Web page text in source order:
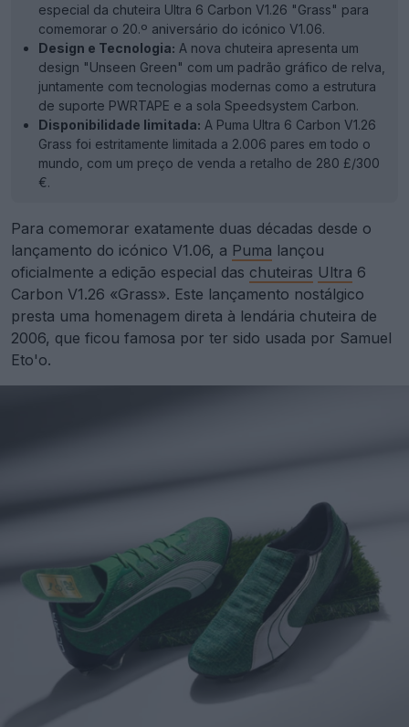
especial da chuteira Ultra 6 Carbon V1.26 "Grass" para
comemorar o 20.º aniversário do icónico V1.06.
Design e Tecnologia: A nova chuteira apresenta um
design "Unseen Green" com um padrão gráfico de relva,
juntamente com tecnologias modernas como a estrutura
de suporte PWRTAPE e a sola Speedsystem Carbon.
Disponibilidade limitada: A Puma Ultra 6 Carbon V1.26
Grass foi estritamente limitada a 2.006 pares em todo o
mundo, com um preço de venda a retalho de 280 £/300
€.
Para comemorar exatamente duas décadas desde o
lançamento do icónico V1.06, a Puma lançou
oficialmente a edição especial das chuteiras Ultra 6
Carbon V1.26 «Grass». Este lançamento nostálgico
presta uma homenagem direta à lendária chuteira de
2006, que ficou famosa por ter sido usada por Samuel
Eto'o.